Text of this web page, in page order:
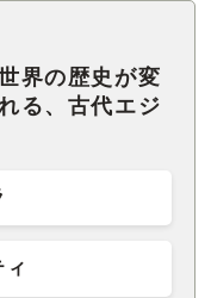
界の歴史が変
る、古代エジ
ィ